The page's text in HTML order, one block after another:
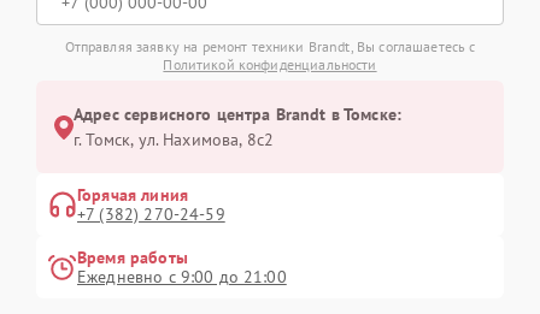
Отправляя заявку на ремонт техники Brandt, Вы соглашаетесь с
Политикой конфиденциальности
Адрес сервисного центра Brandt в Томске:
г. Томск, ул. Нахимова, 8с2
Горячая линия
+7 (382) 270-24-59
Время работы
Ежедневно с 9:00 до 21:00